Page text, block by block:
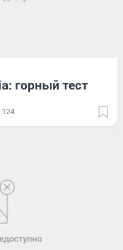
горный тест
124